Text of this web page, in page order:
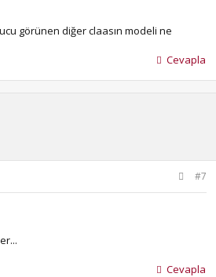
görünen diğer claasın modeli ne
Cevapla
#7
Cevapla